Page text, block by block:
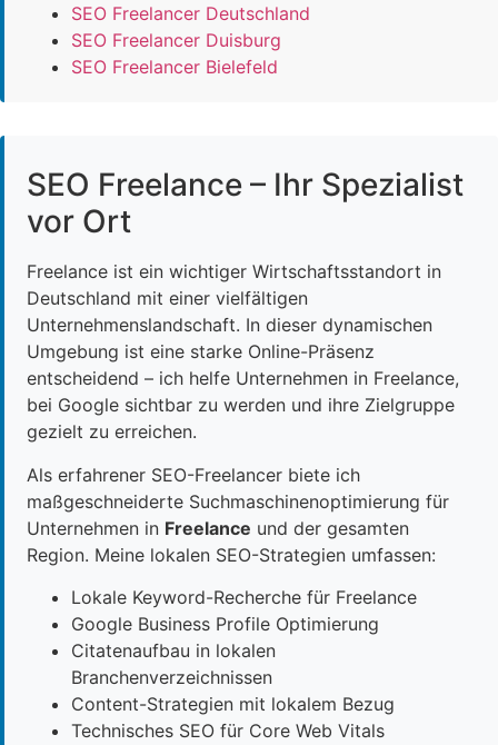
SEO Freelancer Deutschland
SEO Freelancer Duisburg
SEO Freelancer Bielefeld
SEO Freelance – Ihr Spezialist
vor Ort
Freelance ist ein wichtiger Wirtschaftsstandort in
Deutschland mit einer vielfältigen
Unternehmenslandschaft. In dieser dynamischen
Umgebung ist eine starke Online-Präsenz
entscheidend – ich helfe Unternehmen in Freelance,
bei Google sichtbar zu werden und ihre Zielgruppe
gezielt zu erreichen.
Als erfahrener SEO-Freelancer biete ich
maßgeschneiderte Suchmaschinenoptimierung für
Unternehmen in Freelance und der gesamten
Region. Meine lokalen SEO-Strategien umfassen:
Lokale Keyword-Recherche für Freelance
Google Business Profile Optimierung
Citatenaufbau in lokalen
Branchenverzeichnissen
Content-Strategien mit lokalem Bezug
Technisches SEO für Core Web Vitals